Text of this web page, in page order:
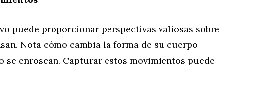
puede proporcionar perspectivas valiosas sobre
Nota cómo cambia la forma de su cuerpo
se enroscan. Capturar estos movimientos puede